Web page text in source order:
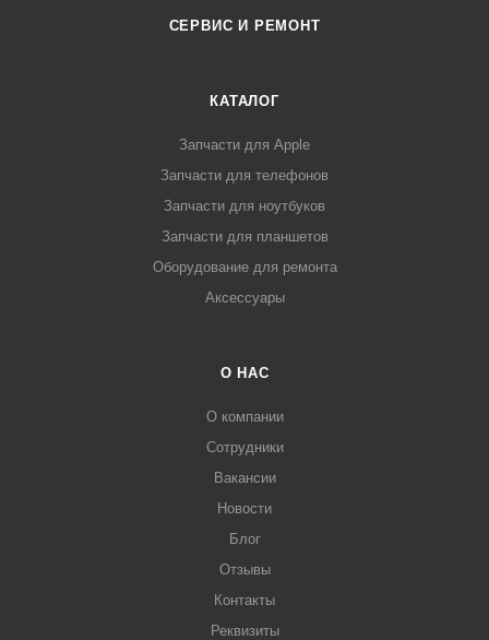
СЕРВИС И РЕМОНТ
КАТАЛОГ
Запчасти для Apple
Запчасти для телефонов
Запчасти для ноутбуков
Запчасти для планшетов
Оборудование для ремонта
Аксессуары
О НАС
О компании
Сотрудники
Вакансии
Новости
Блог
Отзывы
Контакты
Реквизиты